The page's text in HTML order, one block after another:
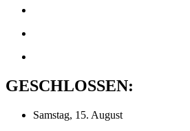
GESCHLOSSEN:
Samstag, 15. August